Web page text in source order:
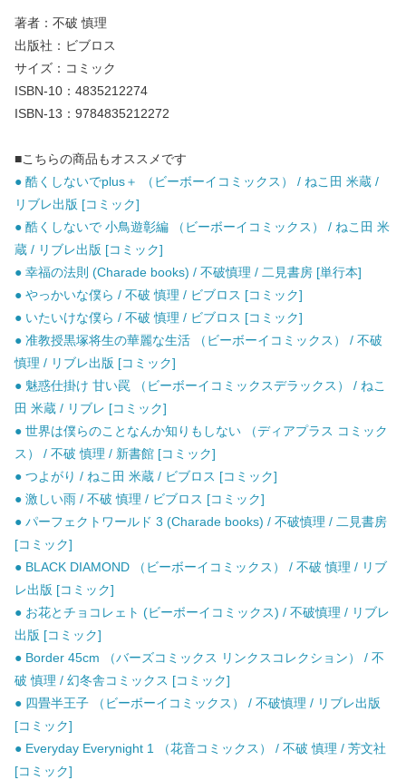
著者：不破 慎理
出版社：ビブロス
サイズ：コミック
ISBN-10：4835212274
ISBN-13：9784835212272
■こちらの商品もオススメです
● 酷くしないでplus＋ （ビーボーイコミックス） / ねこ田 米蔵 /
リブレ出版 [コミック]
● 酷くしないで 小鳥遊彰編 （ビーボーイコミックス） / ねこ田 米
蔵 / リブレ出版 [コミック]
● 幸福の法則 (Charade books) / 不破慎理 / 二見書房 [単行本]
● やっかいな僕ら / 不破 慎理 / ビブロス [コミック]
● いたいけな僕ら / 不破 慎理 / ビブロス [コミック]
● 准教授黒塚将生の華麗な生活 （ビーボーイコミックス） / 不破
慎理 / リブレ出版 [コミック]
● 魅惑仕掛け 甘い罠 （ビーボーイコミックスデラックス） / ねこ
田 米蔵 / リブレ [コミック]
● 世界は僕らのことなんか知りもしない （ディアプラス コミック
ス） / 不破 慎理 / 新書館 [コミック]
● つよがり / ねこ田 米蔵 / ビブロス [コミック]
● 激しい雨 / 不破 慎理 / ビブロス [コミック]
● パーフェクトワールド 3 (Charade books) / 不破慎理 / 二見書房
[コミック]
● BLACK DIAMOND （ビーボーイコミックス） / 不破 慎理 / リブ
レ出版 [コミック]
● お花とチョコレェト (ビーボーイコミックス) / 不破慎理 / リブレ
出版 [コミック]
● Border 45cm （バーズコミックス リンクスコレクション） / 不
破 慎理 / 幻冬舎コミックス [コミック]
● 四畳半王子 （ビーボーイコミックス） / 不破慎理 / リブレ出版
[コミック]
● Everyday Everynight 1 （花音コミックス） / 不破 慎理 / 芳文社
[コミック]